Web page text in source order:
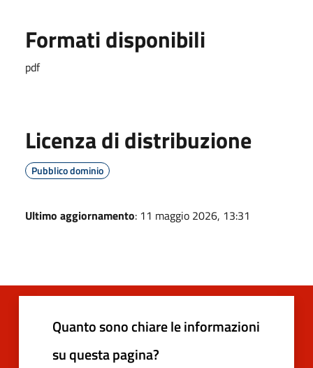
Formati disponibili
pdf
Licenza di distribuzione
Pubblico dominio
Ultimo aggiornamento: 11 maggio 2026, 13:31
Quanto sono chiare le informazioni
su questa pagina?